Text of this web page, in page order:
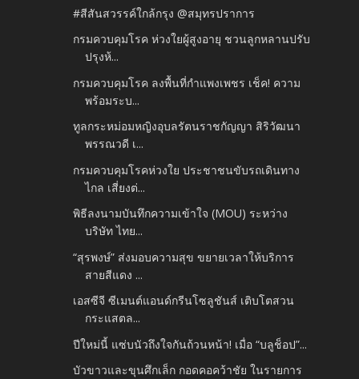
#สีสันสวรรค์ใกล้กรุง @สมุทรปราการ
กรมควบคุมโรค ห่วงใยผู้สูงอายุ ชวนลูกหลานปรับ
ปรุงห้...
กรมควบคุมโรค ลงพื้นที่กำแพงเพชร เช็ค! ความ
พร้อมระบ...
ทูลกระหม่อมหญิงอุบลรัตนราชกัญญา สิริวัฒนา
พรรณวดี เ...
กรมควบคุมโรคห่วงใย ประชาชนขับรถเดินทาง
ไกล เสี่ยงต่...
พิธีลงนามบันทึกความเข้าใจ (MOU) ระหว่าง
บริษัท ไทย...
“สุรพงษ์” ส่งมอบความสุข ขยายเวลาให้บริการ
สายสีแดง ...
เอสซีจี ซีเมนต์แอนด์กรีนโซลูชันส์ เติบโตสวน
กระแสตล...
ปีใหม่นี้ แซ่บนัวถึงใจกันถ้วนหน้า! เมื่อ “บลูช็อป”...
บัวขาวและขุนศึกเล็ก กอดคอคว้าชัย ในรายการ